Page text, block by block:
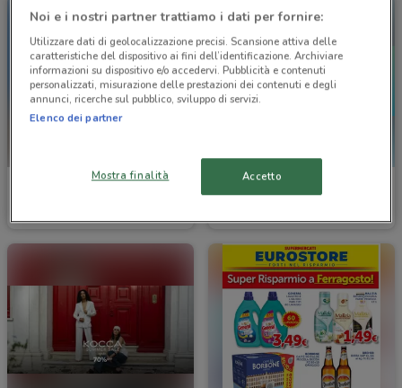
Noi e i nostri partner trattiamo i dati per fornire:
Utilizzare dati di geolocalizzazione precisi. Scansione attiva delle
caratteristiche del dispositivo ai fini dell’identificazione. Archiviare
informazioni su dispositivo e/o accedervi. Pubblicità e contenuti
personalizzati, misurazione delle prestazioni dei contenuti e degli
annunci, ricerche sul pubblico, sviluppo di servizi.
Elenco dei partner
Mostra finalità Accetto